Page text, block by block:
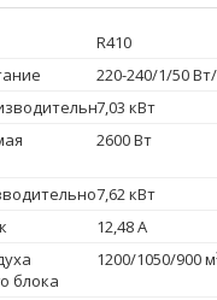
R410
220-240/1/50
7,03 кВт
2600 Вт
7,62 кВт
12,48 А
блока
1200/1050/900